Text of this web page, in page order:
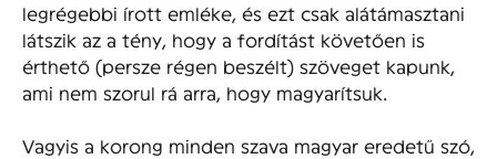
legrégebbi írott emléke, és ezt csak alátámasztani
látszik az a tény, hogy a fordítást követően is
érthető (persze régen beszélt) szöveget kapunk,
ami nem szorul rá arra, hogy magyarítsuk.
Vagyis a korong minden szava magyar eredetű szó,